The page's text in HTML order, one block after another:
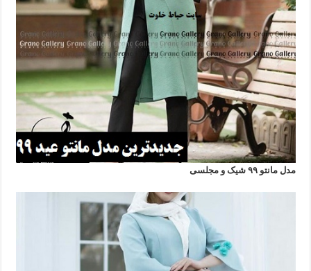
مدل مانتو ۹۹ شیک و مجلسی